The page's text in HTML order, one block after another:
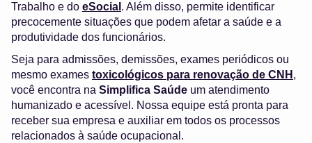
Trabalho e do eSocial . Além disso, permite identificar
precocemente situações que podem afetar a saúde e a
produtividade dos funcionários.
Seja para admissões, demissões, exames periódicos ou
mesmo exames toxicológicos para renovação de CNH ,
você encontra na Simplifica Saúde um atendimento
humanizado e acessível. Nossa equipe está pronta para
receber sua empresa e auxiliar em todos os processos
relacionados à saúde ocupacional.